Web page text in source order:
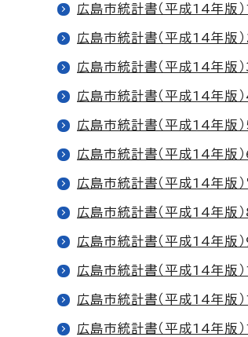
広島市統計書（平成14年版
広島市統計書（平成14年版
広島市統計書（平成14年版
広島市統計書（平成14年版
広島市統計書（平成14年版
広島市統計書（平成14年版
広島市統計書（平成14年版
広島市統計書（平成14年版
広島市統計書（平成14年版
広島市統計書（平成14年版
広島市統計書（平成14年版
広島市統計書（平成14年